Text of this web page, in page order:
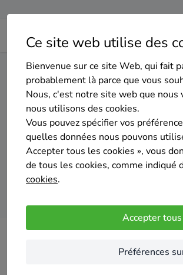
Ce site web utilise des
Bienvenue sur ce site Web, qui fait
probablement là parce que vous
Nous, c'est notre site web que
nous utilisons des cookies.
Vous pouvez spécifier vos
quelles données nous pouvons
Accepter tous les cookies », vous
de tous les cookies, comme indiqué
cookies.
Accepter
Préférences
Home Panneaux solaires